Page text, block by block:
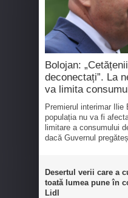
Bolojan:
deconectați”. La
va limita
Premierul interimar Ilie
populația nu va fi
limitare a consumului
dacă Guvernul
Desertul verii care a
toată lumea pune în
Lidl